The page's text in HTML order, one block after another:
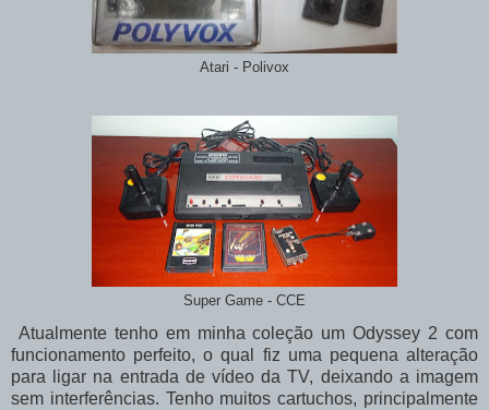
Atari - Polivox
Super Game - CCE
Atualmente tenho em minha coleção um Odyssey 2 com
funcionamento perfeito, o qual fiz uma pequena alteração
para ligar na entrada de vídeo da TV, deixando a imagem
sem interferências. Tenho muitos cartuchos, principalmente